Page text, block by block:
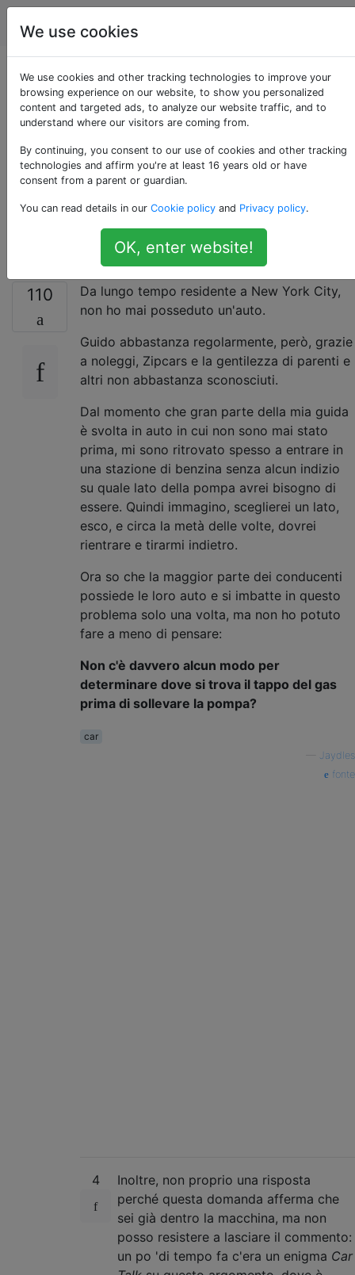
Lifehacks
Come posso capire
da che parte
dell'auto si trova il
portello del gas
(senza uscire)?
110
Da lungo tempo residente a New York City,
non ho mai posseduto un'auto.
Guido abbastanza regolarmente, però, grazie
a noleggi, Zipcars e la gentilezza di parenti e
altri non abbastanza sconosciuti.
Dal momento che gran parte della mia guida
è svolta in auto in cui non sono mai stato
prima, mi sono ritrovato spesso a entrare in
una stazione di benzina senza alcun indizio
su quale lato della pompa avrei bisogno di
essere. Quindi immagino, sceglierei un lato,
esco, e circa la metà delle volte, dovrei
rientrare e tirarmi indietro.
Ora so che la maggior parte dei conducenti
possiede le loro auto e si imbatte in questo
problema solo una volta, ma non ho potuto
fare a meno di pensare:
Non c'è davvero alcun modo per
determinare dove si trova il tappo del gas
prima di sollevare la pompa?
car
Jaydles
fonte
4
Inoltre, non proprio una risposta
perché questa domanda afferma che
sei già dentro la macchina, ma non
posso resistere a lasciare il commento:
un po 'di tempo fa c'era un enigma Car
We use cookies
We use cookies and other tracking technologies to improve your
browsing experience on our website, to show you personalized
content and targeted ads, to analyze our website traffic, and to
understand where our visitors are coming from.
By continuing, you consent to our use of cookies and other tracking
technologies and affirm you're at least 16 years old or have
consent from a parent or guardian.
You can read details in our Cookie policy and Privacy policy.
OK, enter website!